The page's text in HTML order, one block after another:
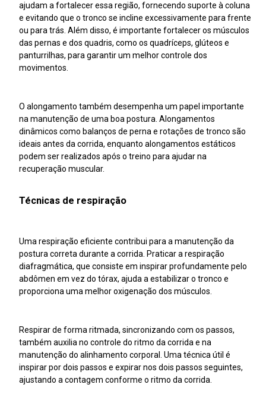
ajudam a fortalecer essa região, fornecendo suporte à coluna
e evitando que o tronco se incline excessivamente para frente
ou para trás. Além disso, é importante fortalecer os músculos
das pernas e dos quadris, como os quadríceps, glúteos e
panturrilhas, para garantir um melhor controle dos
movimentos.
O alongamento também desempenha um papel importante
na manutenção de uma boa postura. Alongamentos
dinâmicos como balanços de perna e rotações de tronco são
ideais antes da corrida, enquanto alongamentos estáticos
podem ser realizados após o treino para ajudar na
recuperação muscular.
Técnicas de respiração
Uma respiração eficiente contribui para a manutenção da
postura correta durante a corrida. Praticar a respiração
diafragmática, que consiste em inspirar profundamente pelo
abdômen em vez do tórax, ajuda a estabilizar o tronco e
proporciona uma melhor oxigenação dos músculos.
Respirar de forma ritmada, sincronizando com os passos,
também auxilia no controle do ritmo da corrida e na
manutenção do alinhamento corporal. Uma técnica útil é
inspirar por dois passos e expirar nos dois passos seguintes,
ajustando a contagem conforme o ritmo da corrida.